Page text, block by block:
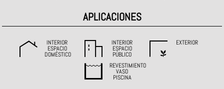
APLICACIONES
INTERIOR
ESPACIO
DOMÉSTICO
INTERIOR
ESPACIO
PÚBLICO
EXTERIOR
REVESTIMIENTO
VASO
PISCINA